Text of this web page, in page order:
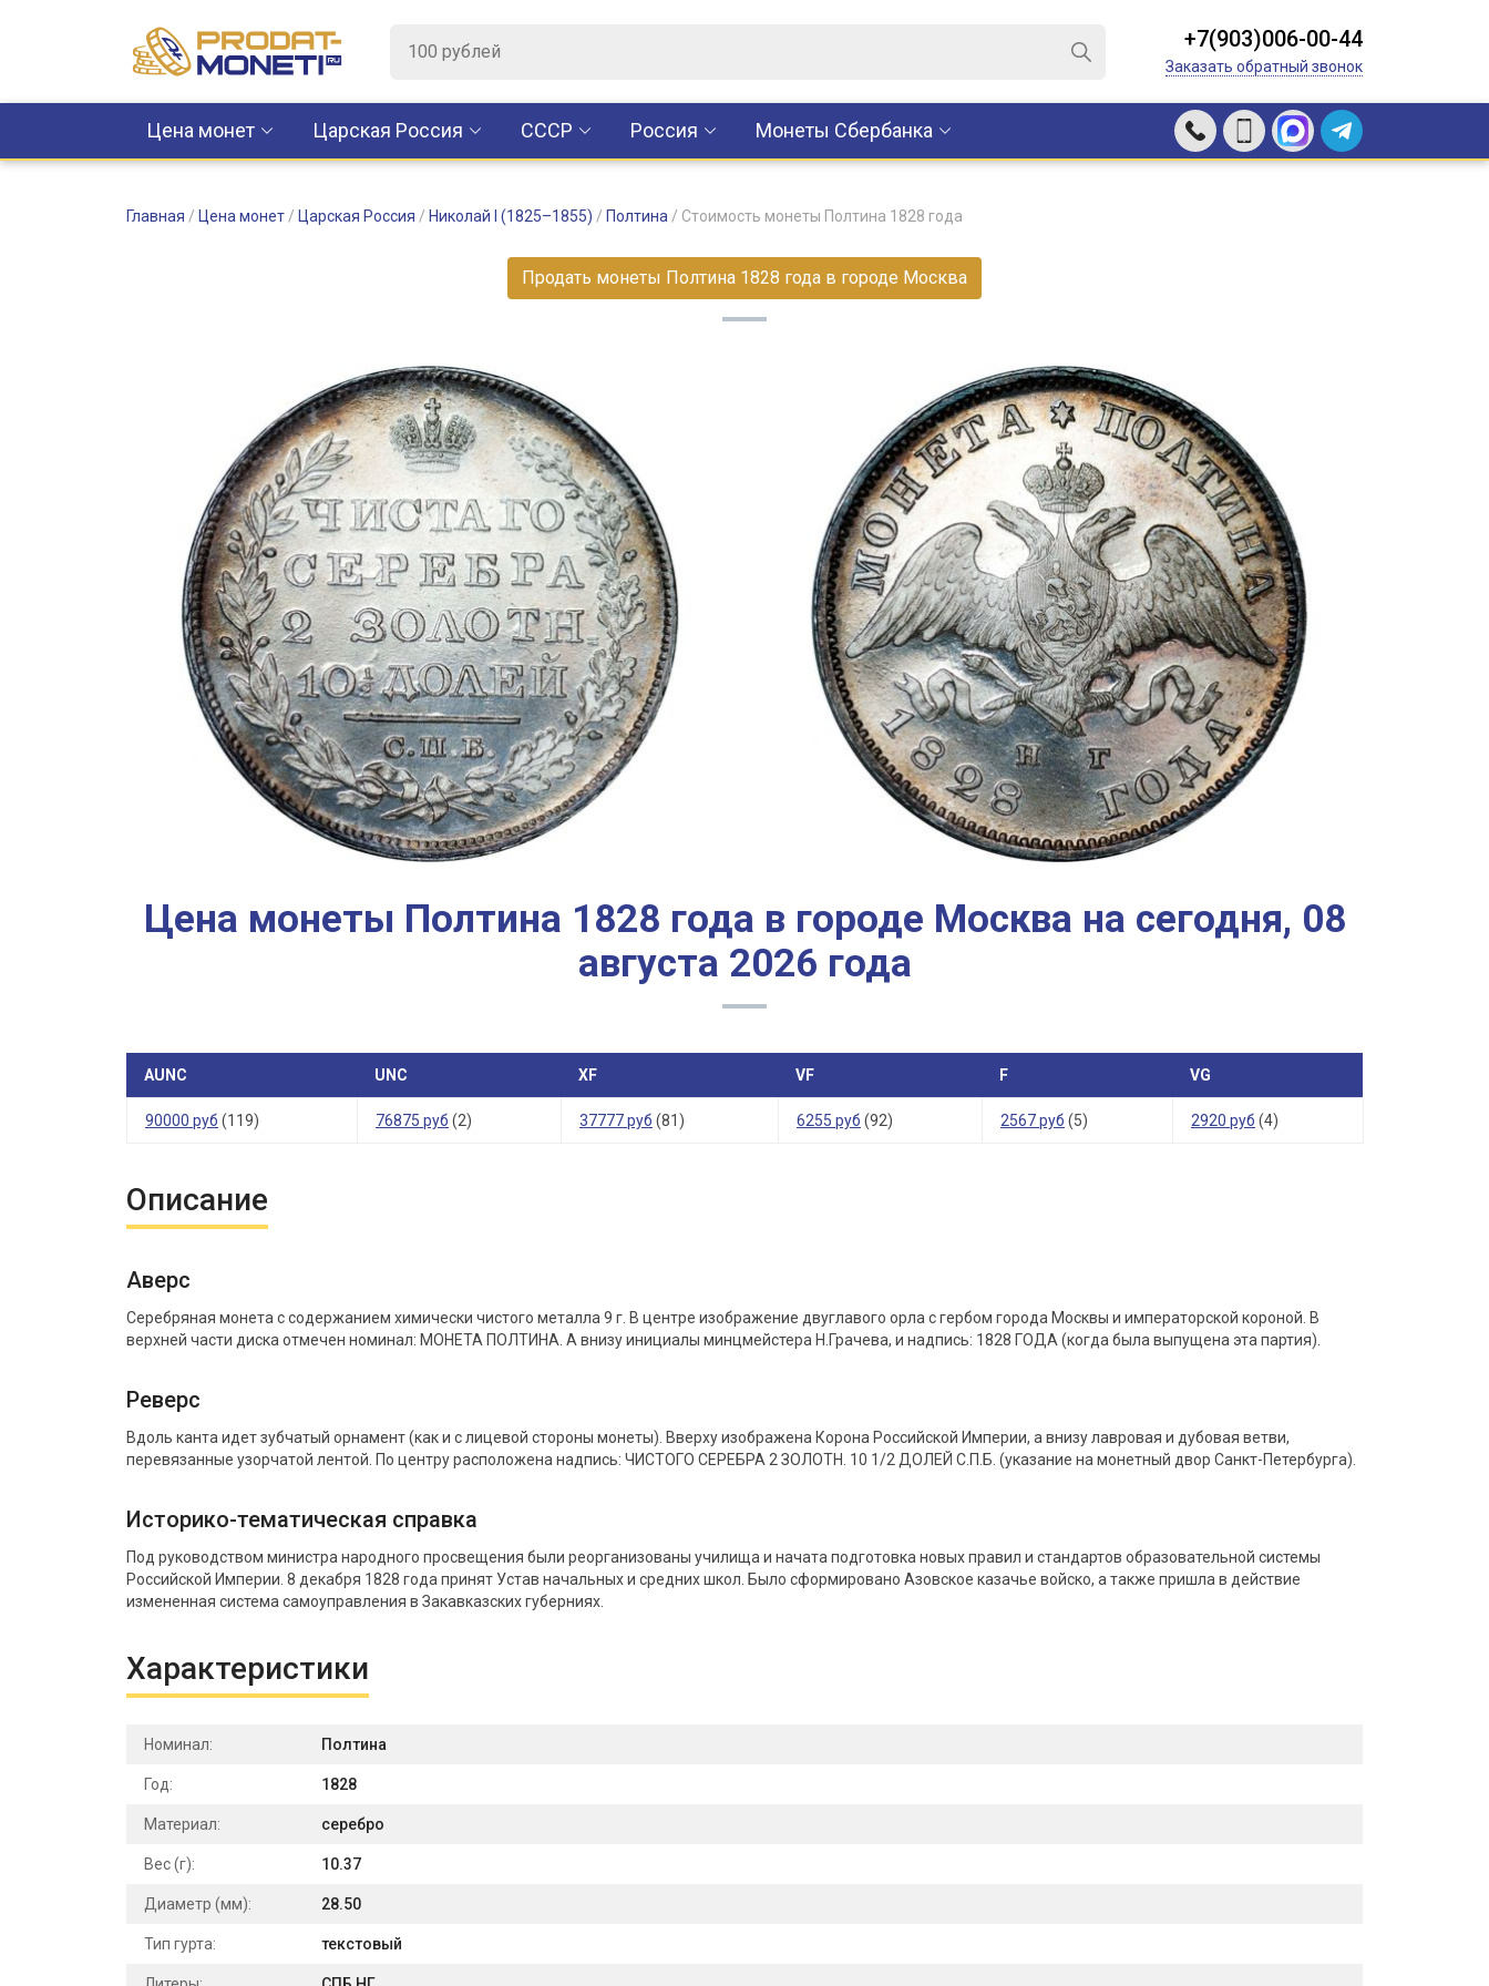
+7(903)006-00-44
Заказать обратный звонок
Цена монет Царская Россия CCCР Россия Монеты Сбербанка
Главная / Цена монет / Царская Россия / Николай I (1825–1855) / Полтина / Стоимость монеты Полтина 1828 года
Продать монеты Полтина 1828 года в городе Москва
Цена монеты Полтина 1828 года в городе Москва на сегодня, 08
августа 2026 года
AUNC UNC XF VF F VG
90000 руб (119) 76875 руб (2) 37777 руб (81) 6255 руб (92) 2567 руб (5) 2920 руб (4)
Описание
Аверс
Серебряная монета с содержанием химически чистого металла 9 г. В центре изображение двуглавого орла с гербом города Москвы и императорской короной. В
верхней части диска отмечен номинал: МОНЕТА ПОЛТИНА. А внизу инициалы минцмейстера Н.Грачева, и надпись: 1828 ГОДА (когда была выпущена эта партия).
Реверс
Вдоль канта идет зубчатый орнамент (как и с лицевой стороны монеты). Вверху изображена Корона Российской Империи, а внизу лавровая и дубовая ветви,
перевязанные узорчатой лентой. По центру расположена надпись: ЧИСТОГО СЕРЕБРА 2 ЗОЛОТН. 10 1/2 ДОЛЕЙ С.П.Б. (указание на монетный двор Санкт-Петербурга).
Историко-тематическая справка
Под руководством министра народного просвещения были реорганизованы училища и начата подготовка новых правил и стандартов образовательной системы
Российской Империи. 8 декабря 1828 года принят Устав начальных и средних школ. Было сформировано Азовское казачье войско, а также пришла в действие
измененная система самоуправления в Закавказских губерниях.
Характеристики
Номинал: Полтина
Год: 1828
Материал: серебро
Вес (г): 10.37
Диаметр (мм): 28.50
Тип гурта: текстовый